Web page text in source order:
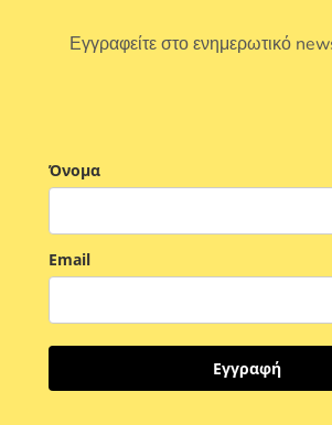
Εγγραφείτε στο ενημερωτικό
Όνομα
Email
Εγγραφή